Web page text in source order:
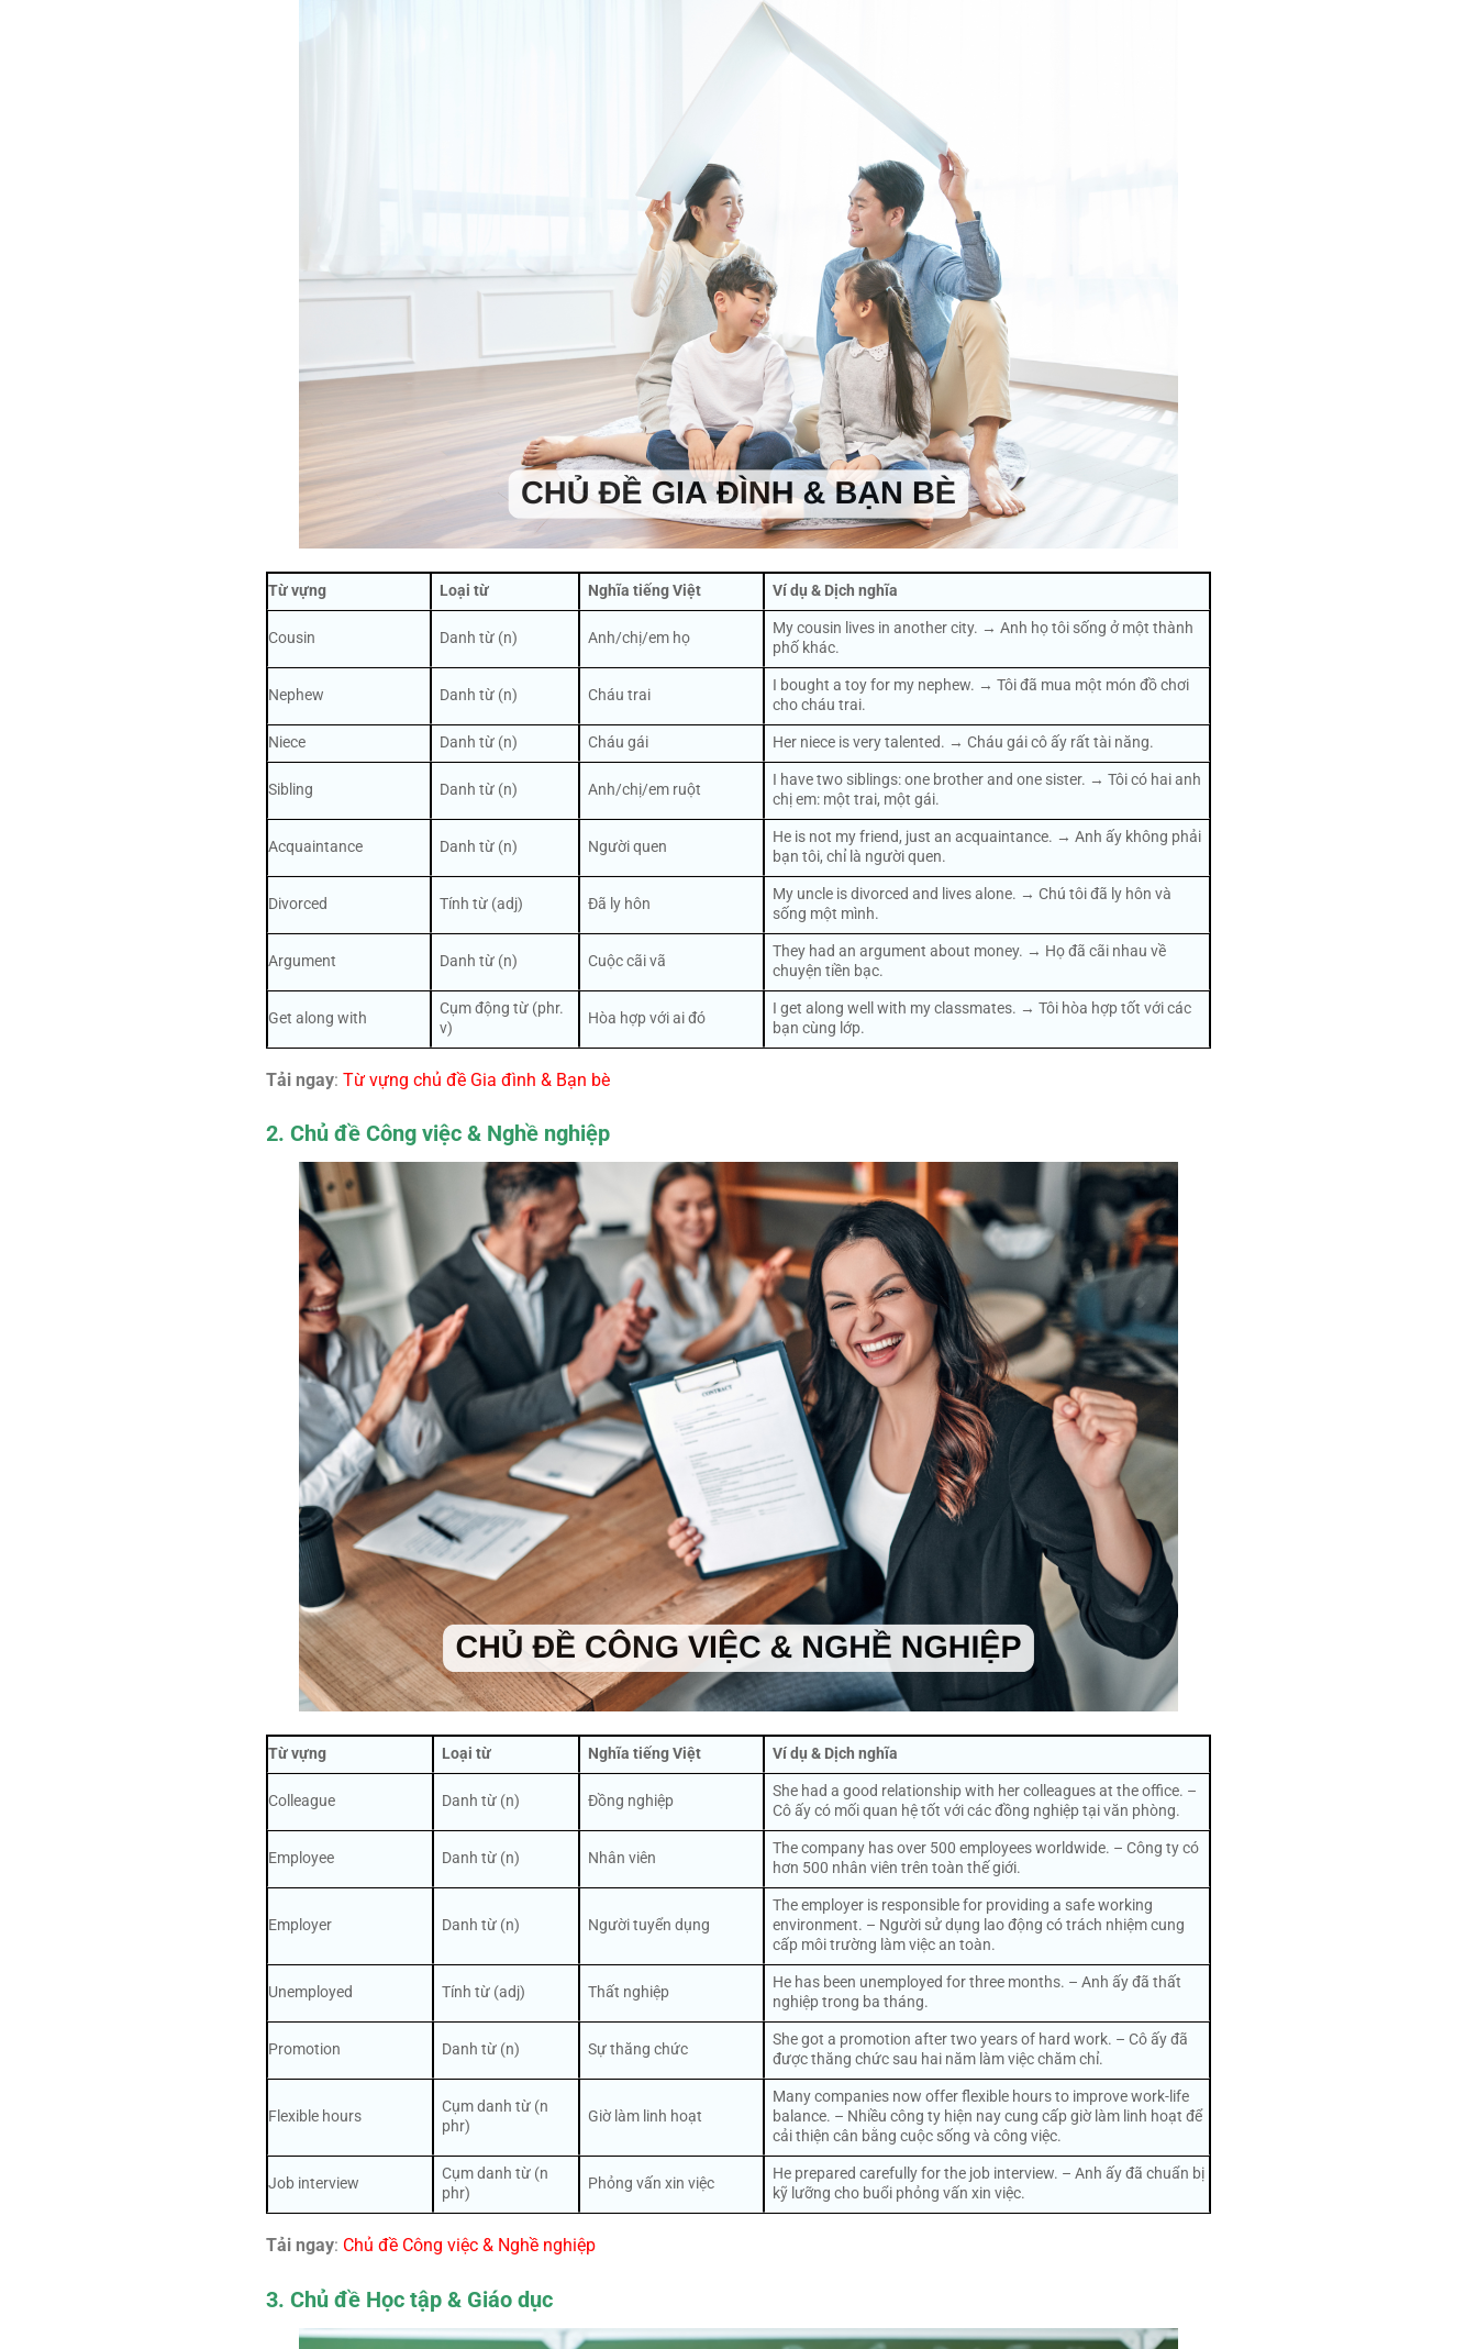
Từ vựng Loại từ Nghĩa tiếng Việt Ví dụ & Dịch nghĩa
Cousin Danh từ (n) Anh/chị/em họ
My cousin lives in another city. → Anh họ tôi sống ở một thành
phố khác.
Nephew Danh từ (n) Cháu trai
I bought a toy for my nephew. → Tôi đã mua một món đồ chơi
cho cháu trai.
Niece
Danh từ (n) Cháu gái Her niece is very talented. → Cháu gái cô ấy rất tài năng.
Sibling Danh từ (n) Anh/chị/em ruột
I have two siblings: one brother and one sister. → Tôi có hai anh
chị em: một trai, một gái.
Acquaintance Danh từ (n) Người quen
He is not my friend, just an acquaintance. → Anh ấy không phải
bạn tôi, chỉ là người quen.
Divorced Tính từ (adj) Đã ly hôn
My uncle is divorced and lives alone. → Chú tôi đã ly hôn và
sống một mình.
Argument Danh từ (n) Cuộc cãi vã
They had an argument about money. → Họ đã cãi nhau về
chuyện tiền bạc.
Get along with
Cụm động từ (phr.
v)
Hòa hợp với ai đó
I get along well with my classmates. → Tôi hòa hợp tốt với các
bạn cùng lớp.
Tải ngay: Từ vựng chủ đề Gia đình & Bạn bè
2. Chủ đề Công việc & Nghề nghiệp
Từ vựng Loại từ Nghĩa tiếng Việt Ví dụ & Dịch nghĩa
Colleague Danh từ (n) Đồng nghiệp
She had a good relationship with her colleagues at the office. –
Cô ấy có mối quan hệ tốt với các đồng nghiệp tại văn phòng.
Employee Danh từ (n) Nhân viên
The company has over 500 employees worldwide. – Công ty có
hơn 500 nhân viên trên toàn thế giới.
Employer Danh từ (n) Người tuyển dụng
The employer is responsible for providing a safe working
environment. – Người sử dụng lao động có trách nhiệm cung
cấp môi trường làm việc an toàn.
Unemployed Tính từ (adj) Thất nghiệp
He has been unemployed for three months. – Anh ấy đã thất
nghiệp trong ba tháng.
Promotion Danh từ (n) Sự thăng chức
She got a promotion after two years of hard work. – Cô ấy đã
được thăng chức sau hai năm làm việc chăm chỉ.
Flexible hours
Cụm danh từ (n
phr)
Giờ làm linh hoạt
Many companies now offer flexible hours to improve work-life
balance. – Nhiều công ty hiện nay cung cấp giờ làm linh hoạt để
cải thiện cân bằng cuộc sống và công việc.
Job interview
Cụm danh từ (n
phr)
Phỏng vấn xin việc
He prepared carefully for the job interview. – Anh ấy đã chuẩn bị
kỹ lưỡng cho buổi phỏng vấn xin việc.
Tải ngay: Chủ đề Công việc & Nghề nghiệp
3. Chủ đề Học tập & Giáo dục